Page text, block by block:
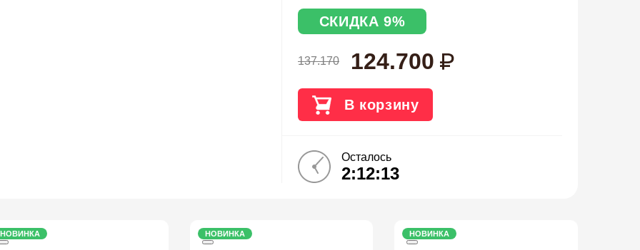
СКИДКА 9%
137.170 124.700
В корзину
Осталось
2:12:13
НОВИНКА НОВИНКА НОВИНКА